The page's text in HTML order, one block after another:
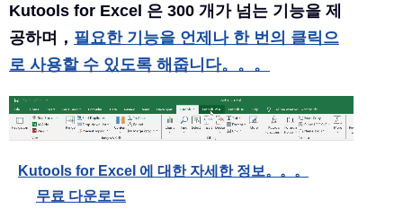
Kutools for Excel 은 300 개가 넘는 기능을 제
공하며， 필요한 기능을 언제나 한 번의 클릭으
로 사용할 수 있도록 해줍니다。。。
Kutools for Excel 에 대한 자세한 정보。。。
무료 다운로드